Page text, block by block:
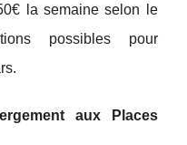
la semaine selon le
possibles pour
aux Places